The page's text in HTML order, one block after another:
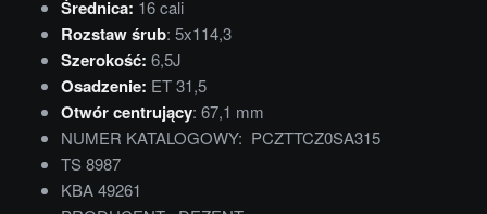
Średnica: 16 cali
Rozstaw śrub: 5x114,3
Szerokość: 6,5J
Osadzenie: ET 31,5
Otwór centrujący: 67,1 mm
NUMER KATALOGOWY: PCZTTCZ0SA315
TS 8987
KBA 49261